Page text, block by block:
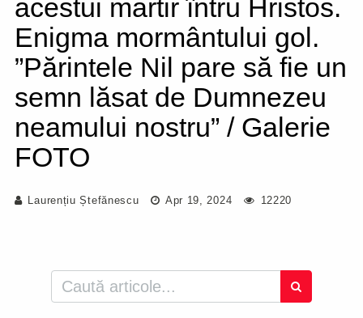
acestui martir întru Hristos.
Enigma mormântului gol.
”Părintele Nil pare să fie un
semn lăsat de Dumnezeu
neamului nostru” / Galerie
FOTO
Laurențiu Ștefănescu Apr 19, 2024 12220